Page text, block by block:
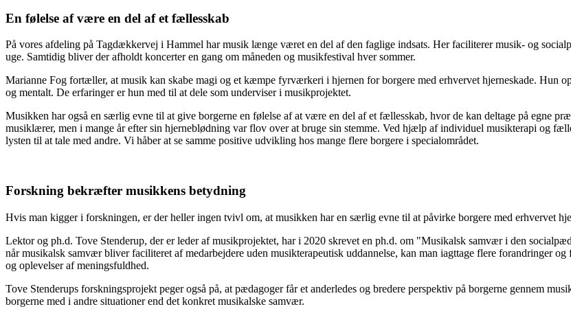
En følelse af være en del af et fællesskab
På vores afdeling på Tagdækkervej i Hammel har musik længe været en del af den faglige indsats. Her faciliterer musik- og
uge. Samtidig bliver der afholdt koncerter en gang om måneden og musikfestival hver sommer.
Marianne Fog fortæller, at musik kan skabe magi og et kæmpe fyrværkeri i hjernen for borgere med erhvervet hjerneskade. Hun
og mentalt. De erfaringer er hun med til at dele som underviser i musikprojektet.
Musikken har også en særlig evne til at give borgerne en følelse af at være en del af et fællesskab, hvor de kan deltage på egne
musiklærer, men i mange år efter sin hjerneblødning var flov over at bruge sin stemme. Ved hjælp af individuel musikterapi og
lysten til at tale med andre. Vi håber at se samme positive udvikling hos mange flere borgere i specialområdet.
Forskning bekræfter musikkens betydning
Hvis man kigger i forskningen, er der heller ingen tvivl om, at musikken har en særlig evne til at påvirke borgere med erhvervet
Lektor og ph.d. Tove Stenderup, der er leder af musikprojektet, har i 2020 skrevet en ph.d. om "Musikalsk samvær i den
når musikalsk samvær bliver faciliteret af medarbejdere uden musikterapeutisk uddannelse, kan man iagttage flere forandringer
og oplevelser af meningsfuldhed.
Tove Stenderups forskningsprojekt peger også på, at pædagoger får et anderledes og bredere perspektiv på borgerne gennem
borgerne med i andre situationer end det konkret musikalske samvær.